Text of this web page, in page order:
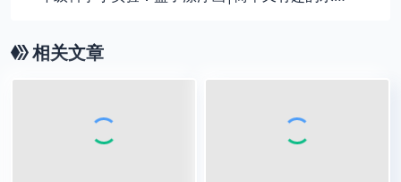
相关文章